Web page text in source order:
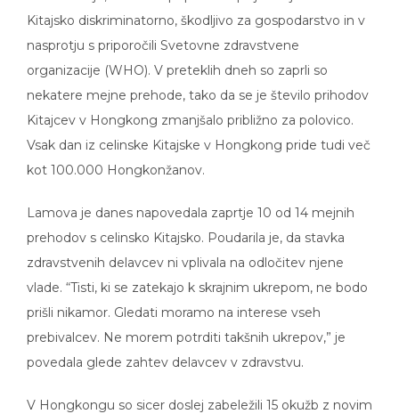
Kitajsko diskriminatorno, škodljivo za gospodarstvo in v
nasprotju s priporočili Svetovne zdravstvene
organizacije (WHO). V preteklih dneh so zaprli so
nekatere mejne prehode, tako da se je število prihodov
Kitajcev v Hongkong zmanjšalo približno za polovico.
Vsak dan iz celinske Kitajske v Hongkong pride tudi več
kot 100.000 Hongkonžanov.
Lamova je danes napovedala zaprtje 10 od 14 mejnih
prehodov s celinsko Kitajsko. Poudarila je, da stavka
zdravstvenih delavcev ni vplivala na odločitev njene
vlade. “Tisti, ki se zatekajo k skrajnim ukrepom, ne bodo
prišli nikamor. Gledati moramo na interese vseh
prebivalcev. Ne morem potrditi takšnih ukrepov,” je
povedala glede zahtev delavcev v zdravstvu.
V Hongkongu so sicer doslej zabeležili 15 okužb z novim